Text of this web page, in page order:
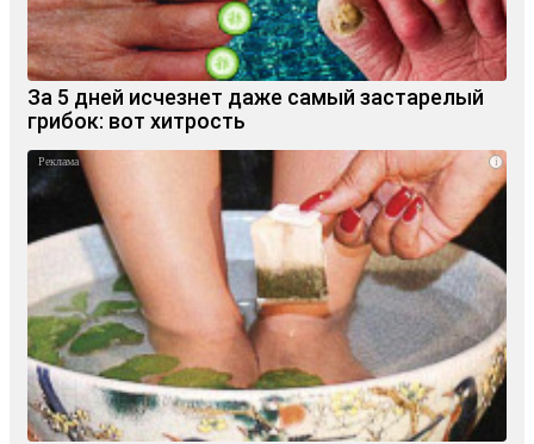
За 5 дней исчезнет даже самый застарелый
грибок: вот хитрость
i